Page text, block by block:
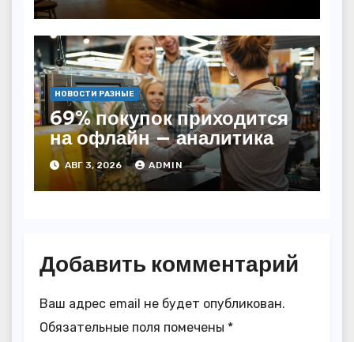
НОВОСТИ РАЗНЫЕ
69% покупок приходится
на офлайн — аналитика
АВГ 3, 2026 ADMIN
Добавить комментарий
Ваш адрес email не будет опубликован.
Обязательные поля помечены *